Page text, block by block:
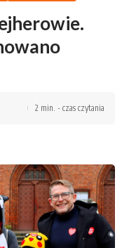
2 min. - czas czytania